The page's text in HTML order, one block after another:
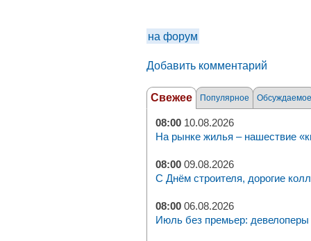
на форум
Добавить комментарий
Свежее Популярное Обсуждаемое
08:00 10.08.2026
На рынке жилья – нашествие
08:00 09.08.2026
С Днём строителя, дорогие
08:00 06.08.2026
Июль без премьер: девелоперы